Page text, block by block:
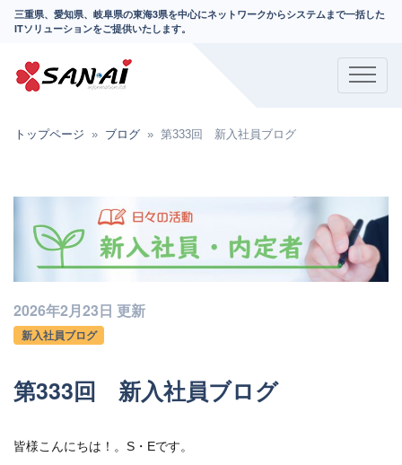
三重県、愛知県、岐阜県の東海3県を中心にネットワークからシステムまで一括した
ITソリューションをご提供いたします。
トップページ ブログ 第333回 新入社員ブログ
2026年2月23日 更新
新入社員ブログ
第333回 新入社員ブログ
皆様こんにちは！。S・Eです。